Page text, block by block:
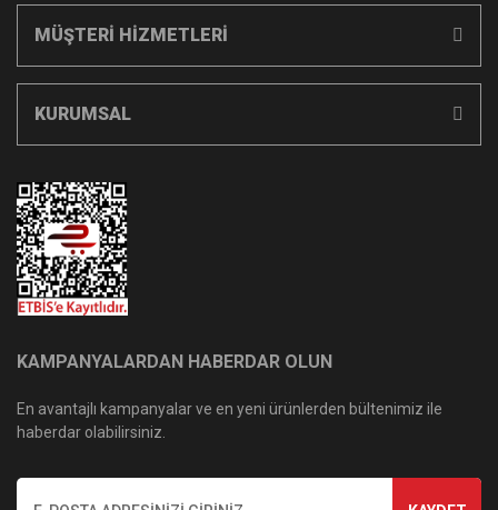
MÜŞTERİ HİZMETLERİ
KURUMSAL
KAMPANYALARDAN HABERDAR OLUN
En avantajlı kampanyalar ve en yeni ürünlerden bültenimiz ile
haberdar olabilirsiniz.